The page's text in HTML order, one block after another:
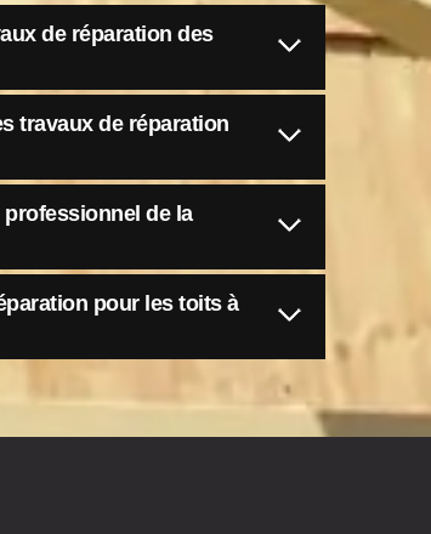
de réparation des
travaux de réparation
de la
pour les toits à